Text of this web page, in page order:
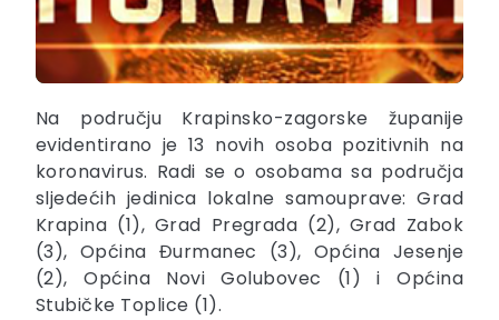
Na području Krapinsko-zagorske županije
evidentirano je 13 novih osoba pozitivnih na
koronavirus. Radi se o osobama sa područja
sljedećih jedinica lokalne samouprave: Grad
Krapina (1), Grad Pregrada (2), Grad Zabok
(3), Općina Đurmanec (3), Općina Jesenje
(2), Općina Novi Golubovec (1) i Općina
Stubičke Toplice (1).